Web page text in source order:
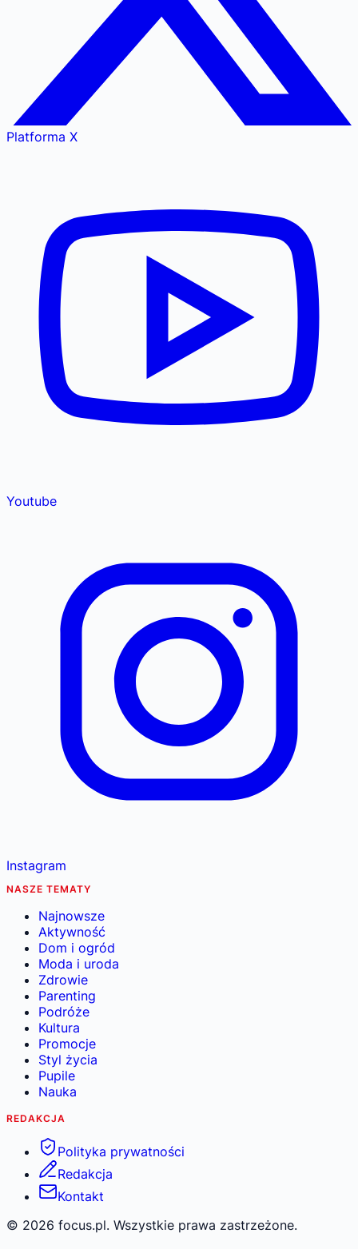
Platforma X
Youtube
Instagram
NASZE TEMATY
Najnowsze
Aktywność
Dom i ogród
Moda i uroda
Zdrowie
Parenting
Podróże
Kultura
Promocje
Styl życia
Pupile
Nauka
REDAKCJA
Polityka prywatności
Redakcja
Kontakt
© 2026 focus.pl. Wszystkie prawa zastrzeżone.